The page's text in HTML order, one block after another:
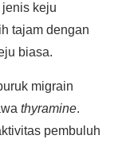
keju
tajam dengan
biasa.
migrain
thyramine.
pembuluh